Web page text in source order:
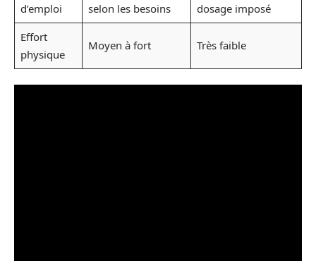
d’emploi
selon les besoins
dosage imposé
Effort
physique
Moyen à fort Très faible